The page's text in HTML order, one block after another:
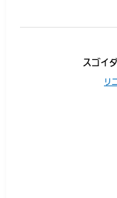
スゴイ
リ